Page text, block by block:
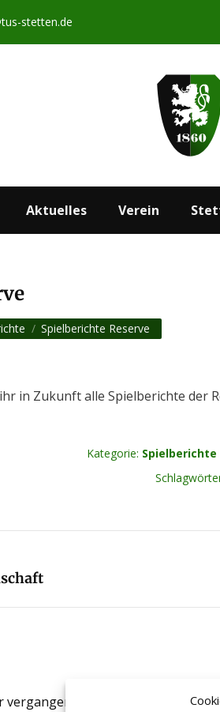
stetten.de
Aktuelles Verein
Spielberichte Reserve
in Zukunft alle Spielberichte der
Kategorie: Spielberichte
vergangenen